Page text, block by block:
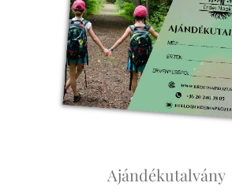
Ajándékutalvány